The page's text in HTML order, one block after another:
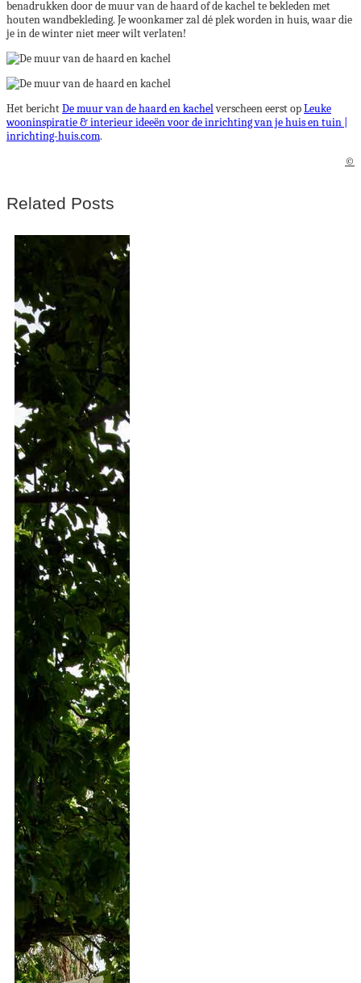
benadrukken door de muur van de haard of de kachel te bekleden met
houten wandbekleding. Je woonkamer zal dé plek worden in huis, waar die
je in de winter niet meer wilt verlaten!
Het berichtDe muur van de haard en kachelverscheen eerst opLeuke
wooninspiratie & interieur ideeën voor de inrichting van je huis en tuin |
inrichting-huis.com.
©
Related Posts